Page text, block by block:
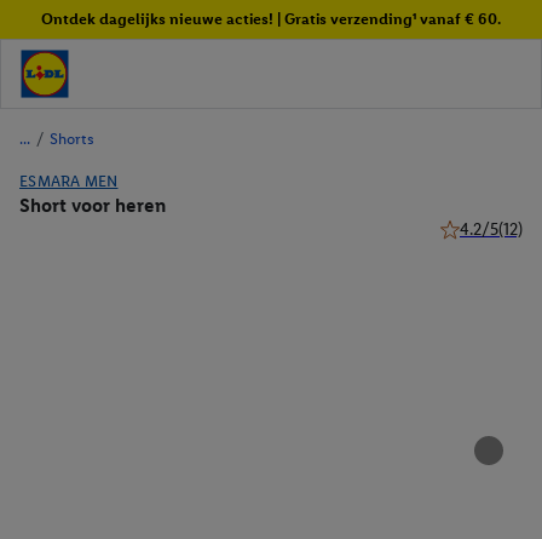
Ontdek dagelijks nieuwe acties! | Gratis verzending¹ vanaf € 60.
/ Shorts
ESMARA MEN
Short voor heren
4.2/5(12)